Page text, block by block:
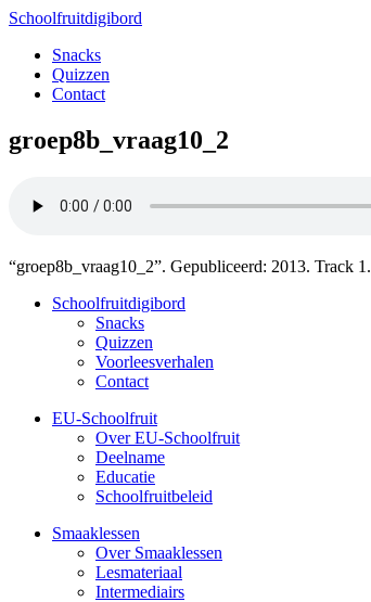
Schoolfruitdigibord
Snacks
Quizzen
Contact
groep8b_vraag10_2
“groep8b_vraag10_2”. Gepubliceerd: 2013. Track 1.
Schoolfruitdigibord
Snacks
Quizzen
Voorleesverhalen
Contact
EU-Schoolfruit
Over EU-Schoolfruit
Deelname
Educatie
Schoolfruitbeleid
Smaaklessen
Over Smaaklessen
Lesmateriaal
Intermediairs